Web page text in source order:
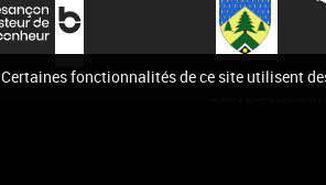
Certaines fonctionnalités de ce site utilisent